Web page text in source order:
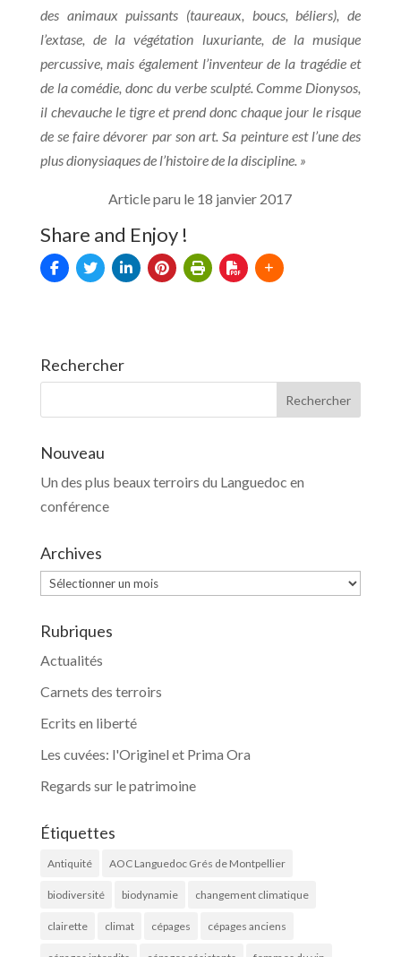
des animaux puissants (taureaux, boucs, béliers), de
l’extase, de la végétation luxuriante, de la musique
percussive, mais également l’inventeur de la tragédie et
de la comédie, donc du verbe sculpté. Comme Dionysos,
il chevauche le tigre et prend donc chaque jour le risque
de se faire dévorer par son art. Sa peinture est l’une des
plus dionysiaques de l’histoire de la discipline. »
Article paru le 18 janvier 2017
Share and Enjoy !
Rechercher
Nouveau
Un des plus beaux terroirs du Languedoc en
conférence
Archives
Archives
Rubriques
Actualités
Carnets des terroirs
Ecrits en liberté
Les cuvées: l'Originel et Prima Ora
Regards sur le patrimoine
Étiquettes
Antiquité AOC Languedoc Grés de Montpellier
biodiversité biodynamie changement climatique
clairette climat cépages cépages anciens